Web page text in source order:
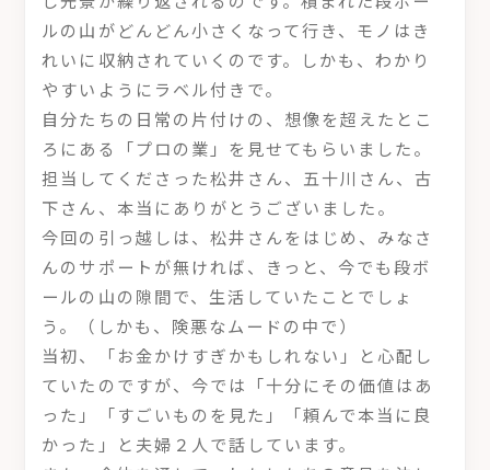
ルの山がどんどん小さくなって行き、モノはき
れいに収納されていくのです。しかも、わかり
やすいようにラベル付きで。
自分たちの日常の片付けの、想像を超えたとこ
ろにある「プロの業」を見せてもらいました。
担当してくださった松井さん、五十川さん、古
下さん、本当にありがとうございました。
今回の引っ越しは、松井さんをはじめ、みなさ
んのサポートが無ければ、きっと、今でも段ボ
ールの山の隙間で、生活していたことでしょ
う。（しかも、険悪なムードの中で）
当初、「お金かけすぎかもしれない」と心配し
ていたのですが、今では「十分にその価値はあ
った」「すごいものを見た」「頼んで本当に良
かった」と夫婦２人で話しています。